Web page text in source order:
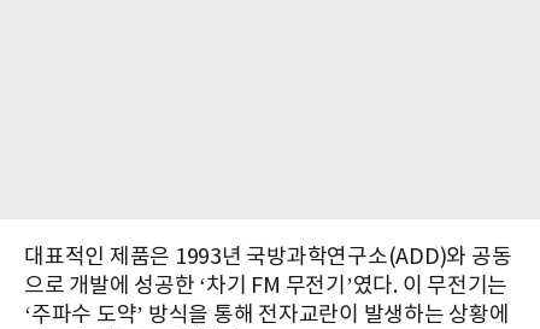
대표적인 제품은 1993년 국방과학연구소(ADD)와 공동
으로 개발에 성공한 ‘차기 FM 무전기’였다. 이 무전기는
‘주파수 도약’ 방식을 통해 전자교란이 발생하는 상황에